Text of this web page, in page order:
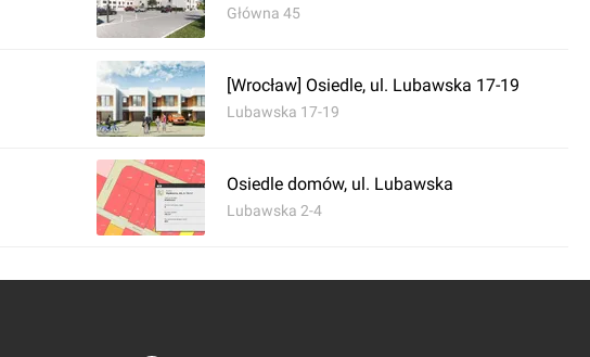
Główna 45
[Wrocław] Osiedle, ul. Lubawska 17-19
Lubawska 17-19
Osiedle domów, ul. Lubawska
Lubawska 2-4